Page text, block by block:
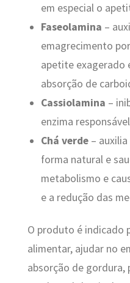
em especial o
Faseolamina –
emagrecimento
apetite exagerado
absorção de
Cassiolamina –
enzima
Chá verde –
forma natural e
metabolismo e
e a redução das
O produto é indicado
alimentar, ajudar no
absorção de gordura,